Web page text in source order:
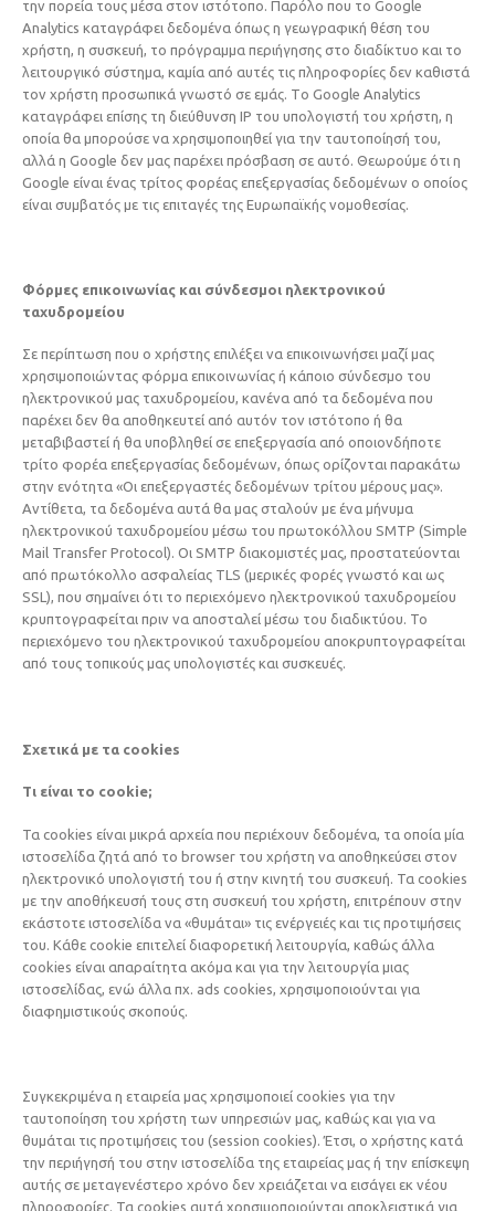
την πορεία τους μέσα στον ιστότοπο. Παρόλο που το Google
Analytics καταγράφει δεδομένα όπως η γεωγραφική θέση του
χρήστη, η συσκευή, το πρόγραμμα περιήγησης στο διαδίκτυο και το
λειτουργικό σύστημα, καμία από αυτές τις πληροφορίες δεν καθιστά
τον χρήστη προσωπικά γνωστό σε εμάς. Tο Google Analytics
καταγράφει επίσης τη διεύθυνση IP του υπολογιστή του χρήστη, η
οποία θα μπορούσε να χρησιμοποιηθεί για την ταυτοποίησή του,
αλλά η Google δεν μας παρέχει πρόσβαση σε αυτό. Θεωρούμε ότι η
Google είναι ένας τρίτος φορέας επεξεργασίας δεδομένων ο οποίος
είναι συμβατός με τις επιταγές της Ευρωπαϊκής νομοθεσίας.
Φόρμες επικοινωνίας και σύνδεσμοι ηλεκτρονικού
ταχυδρομείου
Σε περίπτωση που ο χρήστης επιλέξει να επικοινωνήσει μαζί μας
χρησιμοποιώντας φόρμα επικοινωνίας ή κάποιο σύνδεσμο του
ηλεκτρονικού μας ταχυδρομείου, κανένα από τα δεδομένα που
παρέχει δεν θα αποθηκευτεί από αυτόν τον ιστότοπο ή θα
μεταβιβαστεί ή θα υποβληθεί σε επεξεργασία από οποιονδήποτε
τρίτο φορέα επεξεργασίας δεδομένων, όπως ορίζονται παρακάτω
στην ενότητα «Οι επεξεργαστές δεδομένων τρίτου μέρους μας».
Αντίθετα, τα δεδομένα αυτά θα μας σταλούν με ένα μήνυμα
ηλεκτρονικού ταχυδρομείου μέσω του πρωτοκόλλου SMTP (Simple
Mail Transfer Protocol). Οι SMTP διακομιστές μας, προστατεύονται
από πρωτόκολλο ασφαλείας TLS (μερικές φορές γνωστό και ως
SSL), που σημαίνει ότι το περιεχόμενο ηλεκτρονικού ταχυδρομείου
κρυπτογραφείται πριν να αποσταλεί μέσω του διαδικτύου. Το
περιεχόμενο του ηλεκτρονικού ταχυδρομείου αποκρυπτογραφείται
από τους τοπικούς μας υπολογιστές και συσκευές.
Σχετικά με τα cookies
Τι είναι το cookie;
Τα cookies είναι μικρά αρχεία που περιέχουν δεδομένα, τα οποία μία
ιστοσελίδα ζητά από το browser του χρήστη να αποθηκεύσει στον
ηλεκτρονικό υπολογιστή του ή στην κινητή του συσκευή. Τα cookies
με την αποθήκευσή τους στη συσκευή του χρήστη, επιτρέπουν στην
εκάστοτε ιστοσελίδα να «θυμάται» τις ενέργειές και τις προτιμήσεις
του. Κάθε cookie επιτελεί διαφορετική λειτουργία, καθώς άλλα
cookies είναι απαραίτητα ακόμα και για την λειτουργία μιας
ιστοσελίδας, ενώ άλλα πχ. ads cookies, χρησιμοποιούνται για
διαφημιστικούς σκοπούς.
Συγκεκριμένα η εταιρεία μας χρησιμοποιεί cookies για την
ταυτοποίηση του χρήστη των υπηρεσιών μας, καθώς και για να
θυμάται τις προτιμήσεις του (session cookies). Έτσι, ο χρήστης κατά
την περιήγησή του στην ιστοσελίδα της εταιρείας μας ή την επίσκεψη
αυτής σε μεταγενέστερο χρόνο δεν χρειάζεται να εισάγει εκ νέου
πληροφορίες. Τα cookies αυτά χρησιμοποιούνται αποκλειστικά για